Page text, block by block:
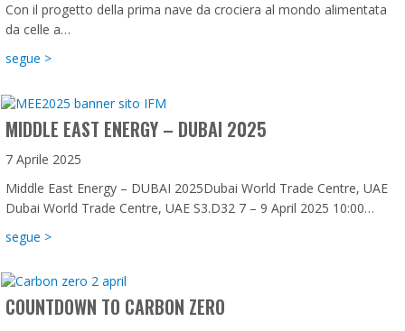
Con il progetto della prima nave da crociera al mondo alimentata
da celle a…
segue >about Isotta Fraschini Motori e Fincantieri entrano nell’era
MIDDLE EAST ENERGY – DUBAI 2025
7 Aprile 2025
Middle East Energy – DUBAI 2025Dubai World Trade Centre, UAE
Dubai World Trade Centre, UAE S3.D32 7 – 9 April 2025 10:00…
segue >about Middle East Energy – DUBAI 2025
COUNTDOWN TO CARBON ZERO